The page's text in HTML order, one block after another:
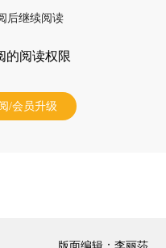
后继续阅读
的阅读权限
/会员升级